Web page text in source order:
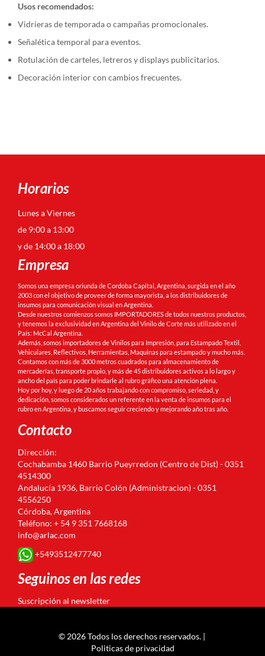
Usos recomendados:
Vidrieras de temporada o campañas promocionales.
Señalética temporal para eventos.
Rotulación de carteles, letreros y displays publicitarios.
Decoración interior con cambios frecuentes.
Horarios
Lunes a Viernes
de 9:00 a 13:00
y de 14:00 a 18:00
Empresa
Somos una empresa oriunda de Cordoba Capital, Argentina, surgida en el año
2003 con el objetivo de proveer de forma mayorista, a los distribuidores de
insumos para comunicación visual en Argentina.
Desde nuestros comienzos somos IMPORTADORES de todos nuestros productos,
y tenemos la exclusividad en Argentina del Vinilo de Corte más utilizado en el
País: McCal Argentina.
Además, somos importadores de Vinilos para Impresión, para Estampado Textil,
Vehiculares, Reflectivos, Herramientas, Maquinas para estampado y mucho más.
Contamos con más de 3000 metros cuadrados para almacenamiento de
mercaderías, transporte propio, y más de 45 distribuidores activos a lo largo y
ancho del país para poder brindarle al rubro gráfico una atención plena.
Hoy por hoy, y luego de 20 años trabajando con compromiso, seriedad, y
dedicación, somos considerados un referente en la venta de insumos para el
rubro en Argentina, y buscamos seguir creciendo y mejorando año tras año.
Contacto
Dirección:
Cochabamba 1460 Barrio Pueyrredon (Centro de Dist) - 0351
4514300
Andalucía 1936, Barrio Colón (Administracion) - 0351
4556250
Córdoba, Argentina
Teléfono: + 54 9 351 7668168
info@arlac.com
+5493512477740
Seguinos en las redes
Suscripción al newsletter
© 2026 Todos los derechos reservados. |
Politicas de privacidad